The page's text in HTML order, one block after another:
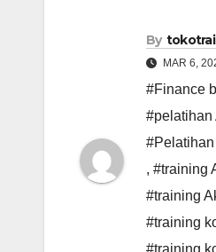
By
MAR 6,
#Finance
#pelatihan
, #training
#training
#training